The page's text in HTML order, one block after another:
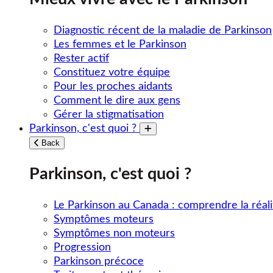
Diagnostic récent de la maladie de Parkinson
Les femmes et le Parkinson
Rester actif
Constituez votre équipe
Pour les proches aidants
Comment le dire aux gens
Gérer la stigmatisation
Parkinson, c'est quoi ?
Toggle submenu
Back
Parkinson, c'est quoi ?
Le Parkinson au Canada : comprendre la
Symptômes moteurs
Symptômes non moteurs
Progression
Parkinson précoce